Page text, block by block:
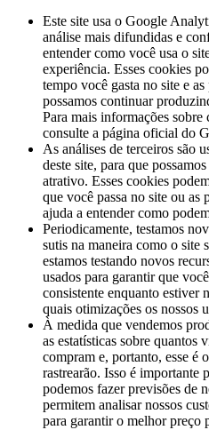
Este site usa o Google
análise mais difundidas e
entender como você usa o
experiência. Esses cookies
tempo você gasta no site e
possamos continuar
Para mais informações
consulte a página oficial do
As análises de terceiros são
deste site, para que
atrativo. Esses cookies
que você passa no site ou as
ajuda a entender como
Periodicamente, testamos
sutis na maneira como o site
estamos testando novos
usados ​​para garantir que
consistente enquanto estiver
quais otimizações os nossos
À medida que vendemos
as estatísticas sobre quantos
compram e, portanto, esse é
rastrearão. Isso é importante
podemos fazer previsões de
permitem analisar nossos
para garantir o melhor preço